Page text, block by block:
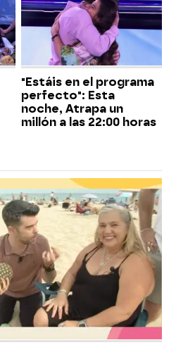
"Estáis en el programa
perfecto": Esta
noche, Atrapa un
millón a las 22:00 horas